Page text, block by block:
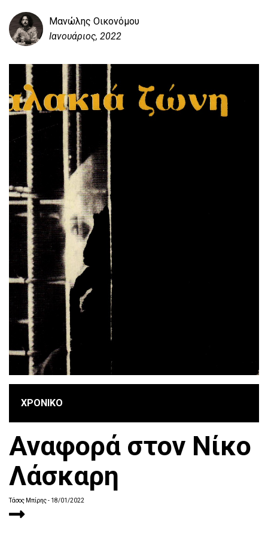
Μανώλης Οικονόμου
Ιανουάριος, 2022
ΧΡΟΝΙΚΟ
Αναφορά στον Νίκο
Λάσκαρη
Τάσος Μπίρης- 18/01/2022